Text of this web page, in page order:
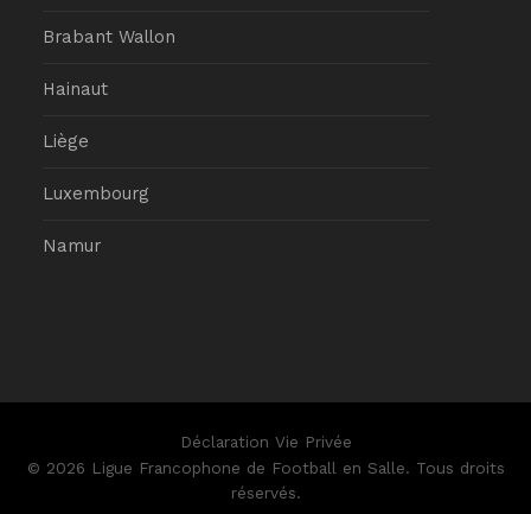
Brabant Wallon
Hainaut
Liège
Luxembourg
Namur
Déclaration Vie Privée
© 2026 Ligue Francophone de Football en Salle. Tous droits
réservés.